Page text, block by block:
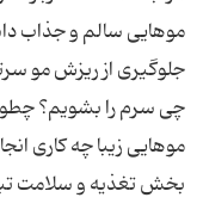
موهایی سالم و جذاب
جلوگیری از ریزش مو
چی سرم را بشویم؟
موهایی زیبا چه كاری
بخش تغذیه و سلامت